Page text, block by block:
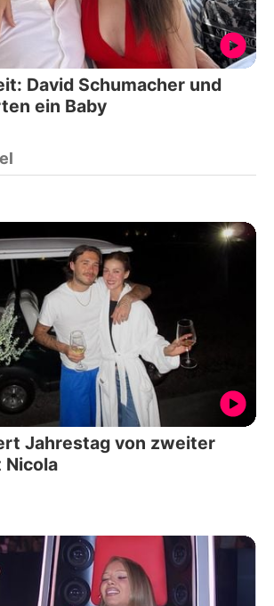
David Schumacher und
ein Baby
Jahrestag von zweiter